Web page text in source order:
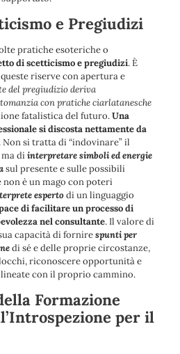
e Pregiudizi
pratiche esoteriche o
di scetticismo e pregiudizi. È
riserve con apertura e
del pregiudizio deriva
con pratiche ciarlatanesche
fatalistica del futuro.Una
si discosta nettamente da
Non si tratta di “indovinare” il
diinterpretare simboli ed energie
sul presente e sulle possibili
è un mago con poteri
espertodi un linguaggio
di facilitare un processo di
nel consultante. Il valore di
capacità di fornirespunti per
di sé e delle proprie circostanze,
riconoscere opportunità e
con il proprio cammino.
Formazione
per il